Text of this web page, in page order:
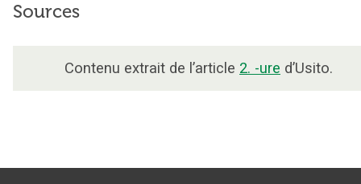
Sources
Contenu extrait de l’article 2. -ure d’Usito.